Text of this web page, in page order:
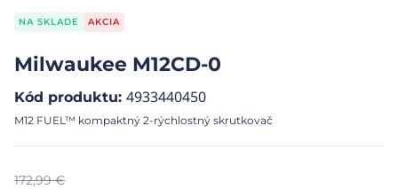
NA SKLADE AKCIA
Milwaukee M12CD-0
Kód produktu: 4933440450
M12 FUEL™ kompaktný 2-rýchlostný skrutkovač
172,99€